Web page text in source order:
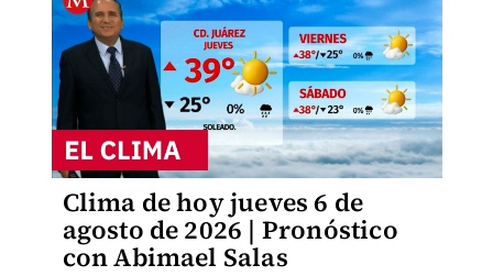
Clima de hoy jueves 6 de
agosto de 2026 | Pronóstico
con Abimael Salas